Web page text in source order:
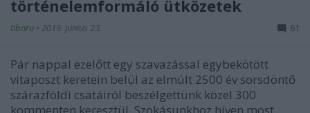
történelemformáló ütközetek
tiboru • 2019. június 23. 61
Pár nappal ezelőtt egy szavazással egybekötött
vitaposzt keretein belül az elmúlt 2500 év sorsdöntő
szárazföldi csatáiról beszélgettünk közel 300